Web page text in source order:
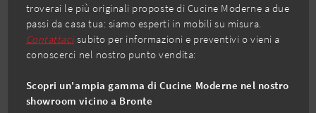
troverai le più originali proposte di Cucine Moderne a due
passi da casa tua: siamo esperti in mobili su misura.
Contattacisubito per informazioni e preventivi o vieni a
conoscerci nel nostro punto vendita:
Scopri un'ampia gamma di Cucine Moderne nel nostro
showroom vicino a Bronte